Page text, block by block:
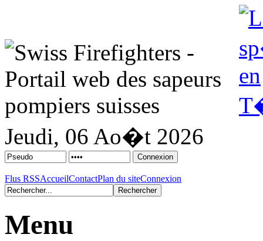
Jeudi, 06 Ao�t 2026
Flus RSSAccueilContactPlan du siteConnexion
Menu